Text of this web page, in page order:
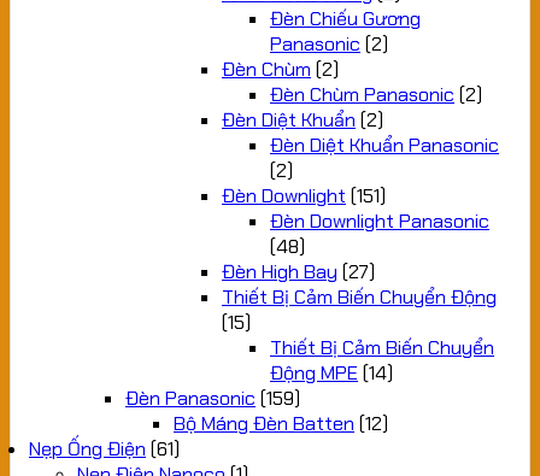
Đèn Chiếu Gương
Panasonic (2)
Đèn Chùm (2)
Đèn Chùm Panasonic (2)
Đèn Diệt Khuẩn (2)
Đèn Diệt Khuẩn Panasonic
(2)
Đèn Downlight (151)
Đèn Downlight Panasonic
(48)
Đèn High Bay (27)
Thiết Bị Cảm Biến Chuyển Động
(15)
Thiết Bị Cảm Biến Chuyển
Động MPE (14)
Đèn Panasonic (159)
Bộ Máng Đèn Batten (12)
Nẹp Ống Điện (61)